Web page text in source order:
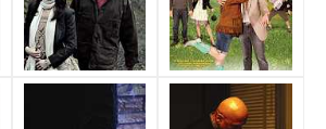
شاید یکی از مهم‌ترین بخش‌های بیوگرافی Jeff Fahey بازی در
ماچتبوده است. Jeff Fahey سال 1389 در 58 سالگی در
نقش مهمی بازی کرده است که توانست با مهارت